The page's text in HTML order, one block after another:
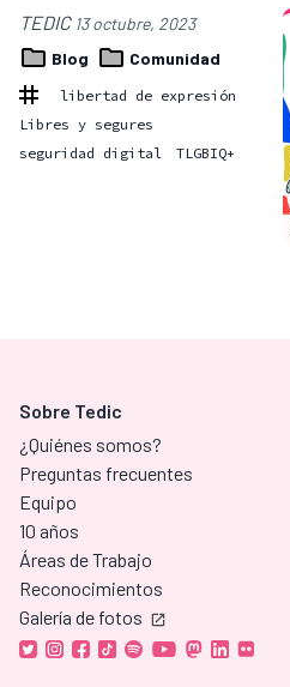
TEDIC 13 octubre, 2023
Blog
Comunidad
libertad de expresión
Libres y segures
seguridad digital
TLGBIQ+
Sobre Tedic
¿Quiénes somos?
Preguntas frecuentes
Equipo
10 años
Áreas de Trabajo
Reconocimientos
Galería de fotos